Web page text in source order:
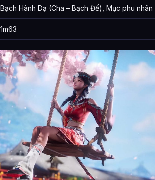
Bạch Hành Dạ (Cha – Bạch Đế), Mục phu nhân
1m63